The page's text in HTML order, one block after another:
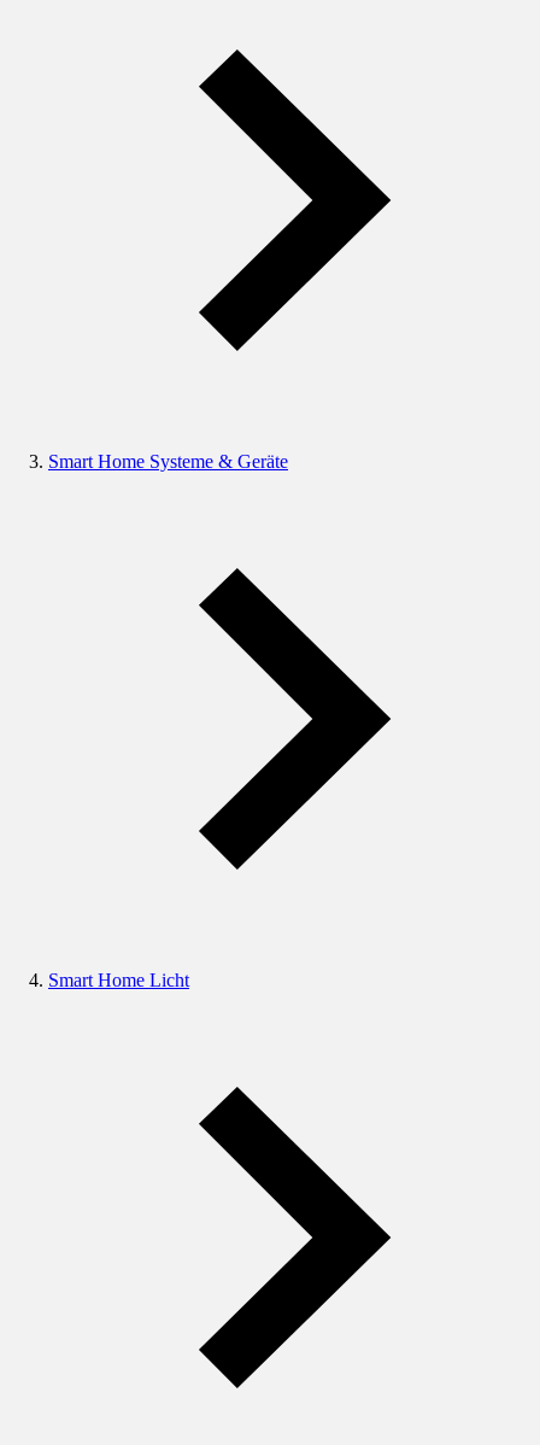
Smart Home Systeme & Geräte
Smart Home Licht